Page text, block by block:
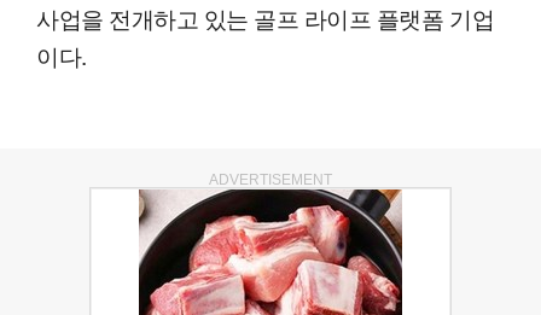
사업을 전개하고 있는 골프 라이프 플랫폼 기업
이다.
ADVERTISEMENT